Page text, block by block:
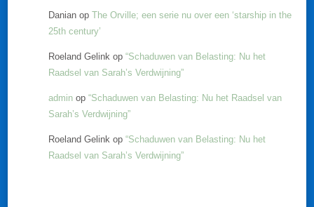
Danian op The Orville; een serie nu over een ‘starship in the
25th century’
Roeland Gelink op “Schaduwen van Belasting: Nu het
Raadsel van Sarah’s Verdwijning”
admin op “Schaduwen van Belasting: Nu het Raadsel van
Sarah’s Verdwijning”
Roeland Gelink op “Schaduwen van Belasting: Nu het
Raadsel van Sarah’s Verdwijning”